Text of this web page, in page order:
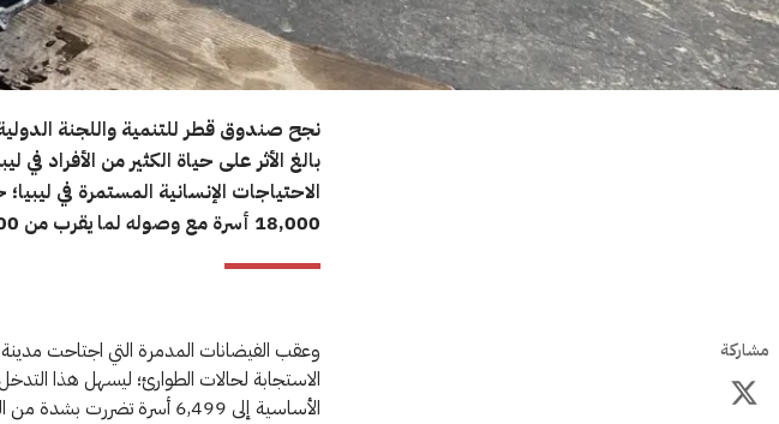
نجح صندوق قطر للتنمية واللجنة
بالغ الأثر على حياة الكثير من الأفراد
الاحتياجات الإنسانية المستمرة في
18,000 أسرة مع وصوله لما يقرب من 100,000 فرد في مختلف المجتمعات.
مشاركة
وعقب الفيضانات المدمرة التي اجتاحت
الاستجابة لحالات الطوارئ؛ ليسهل هذا
الأساسية إلى 6,499 أسرة تضررت بشدة من الكارثة الطبيعية.